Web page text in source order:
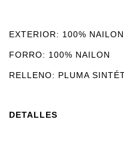
EXTERIOR: 100%
FORRO: 100% NAILON
RELLENO: PLUMA
DETALLES